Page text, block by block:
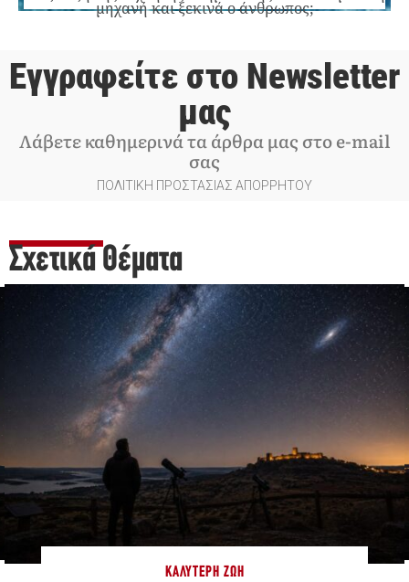
μηχανή και ξεκινά ο άνθρωπος;
Εγγραφείτε στο Newsletter
μας
Λάβετε καθημερινά τα άρθρα μας στο e-mail
σας
ΠΟΛΙΤΙΚΗ ΠΡΟΣΤΑΣΙΑΣ ΑΠΟΡΡΗΤΟΥ
Σχετικά Θέματα
ΚΑΛΎΤΕΡΗ ΖΩΉ